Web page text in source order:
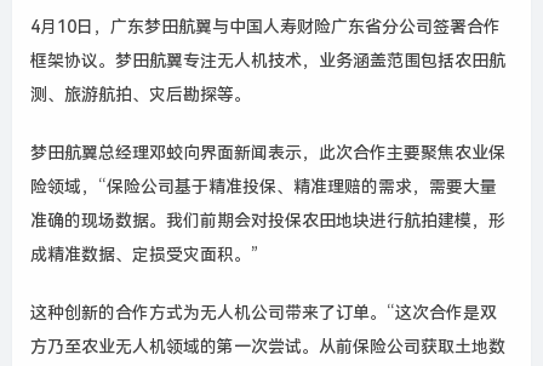
4月 10日，广东梦田航翼与中国人寿财险广东省分公司签署合作
框架协议。梦田航翼专注无人机技术，业务涵盖范围包括农田航
测、旅游航拍、灾后勘探等。
梦田航翼总经理邓蛟向界面新闻表示，此次合作主要聚焦农业保
险领域，“保险公司基于精准投保、精准理赔的需求，需要大量
准确的现场数据。我们前期会对投保农田地块进行航拍建模，形
成精准数据、定损受灾面积。”
这种创新的合作方式为无人机公司带来了订单。 “这次合作是双
方乃至农业无人机领域的第一次尝试。从前保险公司获取土地数